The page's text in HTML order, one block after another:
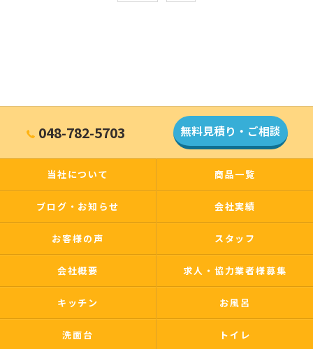
048-782-5703 無料見積り・ご相談
当社について 商品一覧
ブログ・お知らせ 会社実績
お客様の声 スタッフ
会社概要 求人・協力業者様募集
キッチン お風呂
洗面台 トイレ